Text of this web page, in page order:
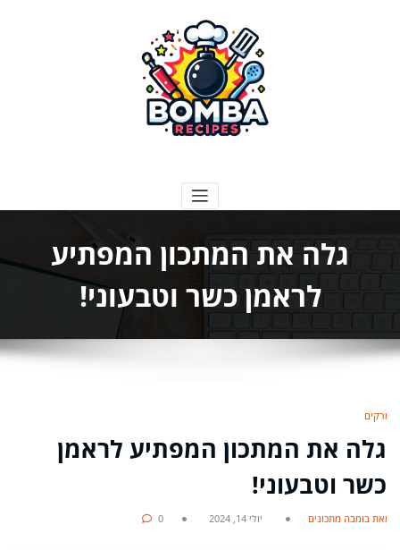
גלה את המתכון המפתיע
לראמן כשר וטבעוני!
מרקים
גלה את המתכון המפתיע לראמן
כשר וטבעוני!
מאת בומבה מתכונים יולי 14, 2024 0